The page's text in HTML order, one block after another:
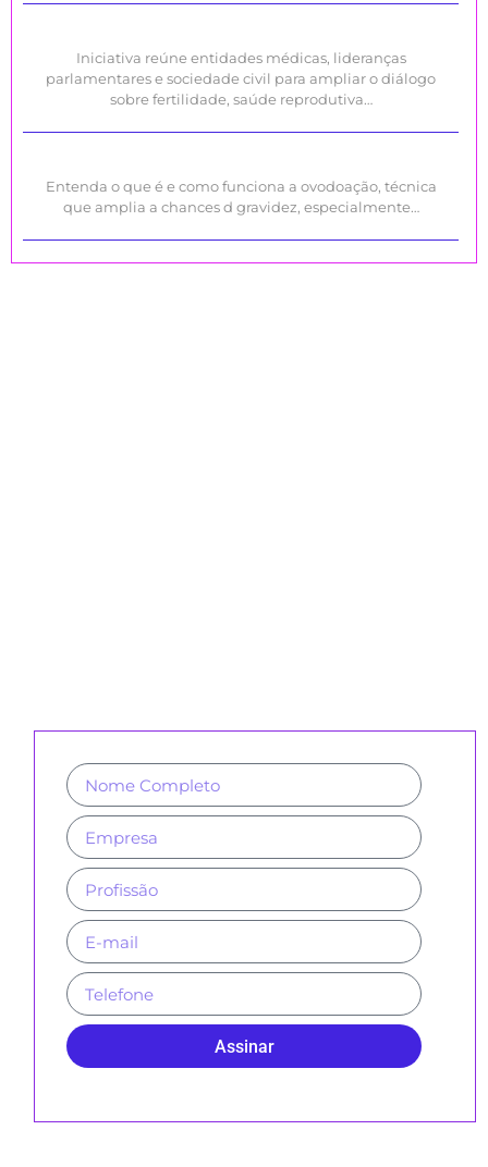
Iniciativa reúne entidades médicas, lideranças
parlamentares e sociedade civil para ampliar o diálogo
sobre fertilidade, saúde reprodutiva…
Entenda o que é e como funciona a ovodoação, técnica
que amplia a chances d gravidez, especialmente…
Assinar